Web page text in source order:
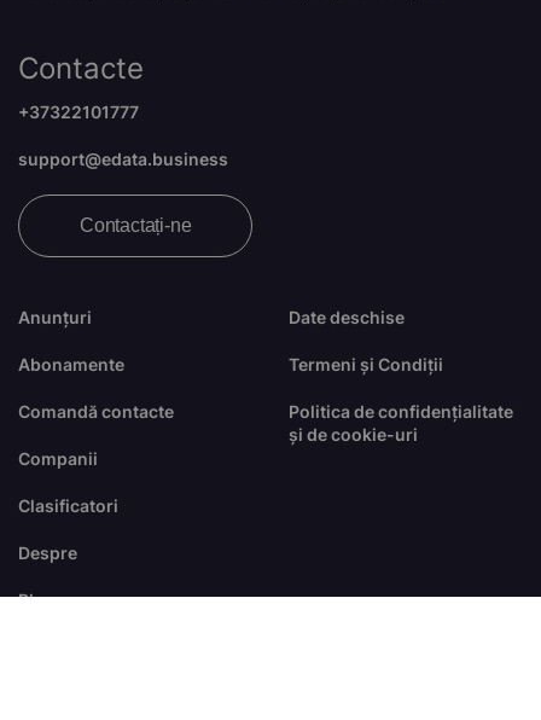
Anunțuri
Abonamente
Comandă contacte
Companii
Clasificatori
Despre
Blog
Date deschise
Termeni și Condiții
Politica de confidențialitate
și de cookie-uri
Contacte
+37322101777
support@edata.business
Contactați-ne